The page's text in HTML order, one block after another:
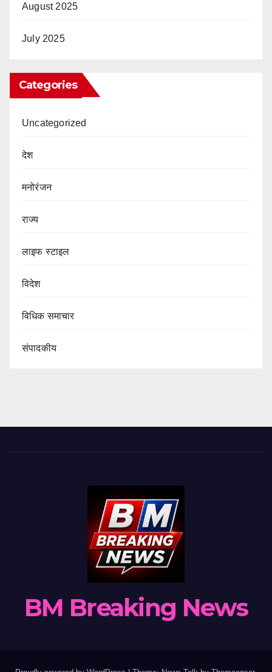
August 2025
July 2025
Categories
Uncategorized
देश
मनोरंजन
राज्य
लाइफ स्टाइल
विदेश
विधिक समाचार
संपादकीय
BM Breaking News